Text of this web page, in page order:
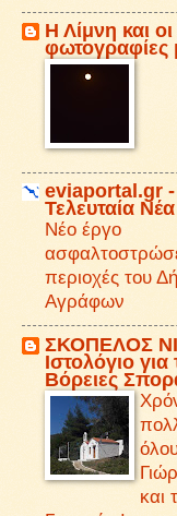
Η Λίμνη και οι
φωτογραφίες
eviaportal.gr -
Τελευταία Νέα
Νέο έργο
περιοχές του
Αγράφων
ΣΚΟΠΕΛΟΣ
Iστολόγιο για
Βόρειες
και